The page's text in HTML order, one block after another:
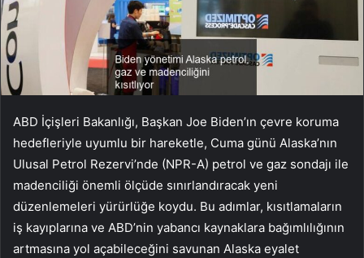
ABD İçişleri Bakanlığı, Başkan Joe Biden’ın çevre koruma
hedefleriyle uyumlu bir hareketle, Cuma günü Alaska’nın
Ulusal Petrol Rezervi’nde (NPR-A) petrol ve gaz sondajı ile
madenciliği önemli ölçüde sınırlandıracak yeni
düzenlemeleri yürürlüğe koydu. Bu adımlar, kısıtlamaların
iş kayıplarına ve ABD’nin yabancı kaynaklara bağımlılığının
artmasına yol açabileceğini savunan Alaska eyalet